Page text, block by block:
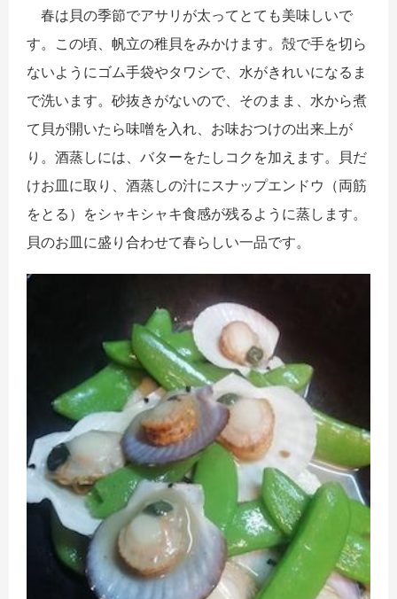
春は貝の季節でアサリが太ってとても美味しいで
す。この頃、帆立の稚貝をみかけます。殻で手を切ら
ないようにゴム手袋やタワシで、水がきれいになるま
で洗います。砂抜きがないので、そのまま、水から煮
て貝が開いたら味噌を入れ、お味おつけの出来上が
り。酒蒸しには、バターをたしコクを加えます。貝だ
けお皿に取り、酒蒸しの汁にスナップエンドウ（両筋
をとる）をシャキシャキ食感が残るように蒸します。
貝のお皿に盛り合わせて春らしい一品です。